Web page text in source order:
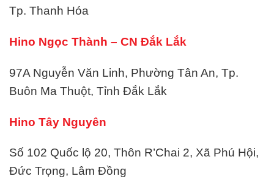
Tp. Thanh Hóa
Hino Ngọc Thành – CN Đắk Lắk
97A Nguyễn Văn Linh, Phường Tân An, Tp.
Buôn Ma Thuột, Tỉnh Đắk Lắk
Hino Tây Nguyên
Số 102 Quốc lộ 20, Thôn R’Chai 2, Xã Phú Hội,
Đức Trọng, Lâm Đồng